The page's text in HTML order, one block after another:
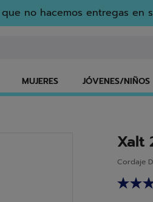
no hacemos entregas en
MUJERES JÓVENES/NIÑOS
Xalt
Cordaje